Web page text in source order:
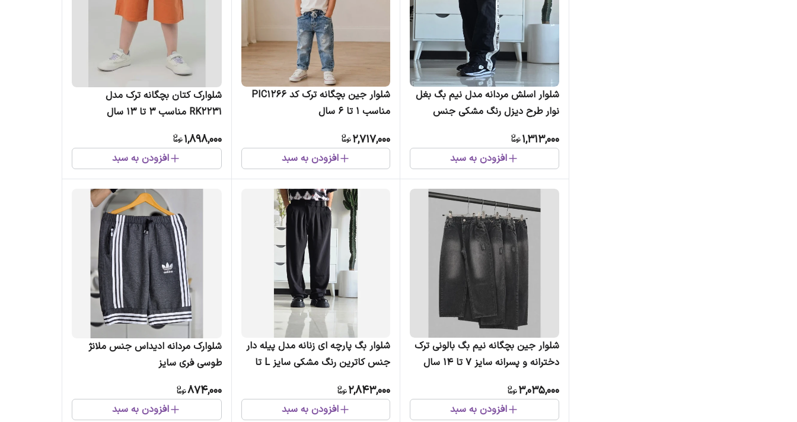
شلوار اسلش مردانه مدل نیم بگ بغل
نوار طرح دیزل رنگ مشکی جنس
1,313,000
افزودن به سبد
شلوار جین بچگانه ترک کد PIC1266
مناسب 1 تا 6 سال
2,717,000
افزودن به سبد
شلوارک کتان بچگانه ترک مدل
RK2231 مناسب 3 تا 13 سال
1,898,000
افزودن به سبد
شلوار جین بچگانه نیم بگ بالونی ترک
دخترانه و پسرانه سایز 7 تا 14 سال
3,035,000
افزودن به سبد
شلوار بگ پارچه ای زنانه مدل پیله دار
جنس کاترین رنگ مشکی سایز L تا
2,843,000
افزودن به سبد
شلوارک مردانه ادیداس جنس ملانژ
طوسی فری سایز
874,000
افزودن به سبد